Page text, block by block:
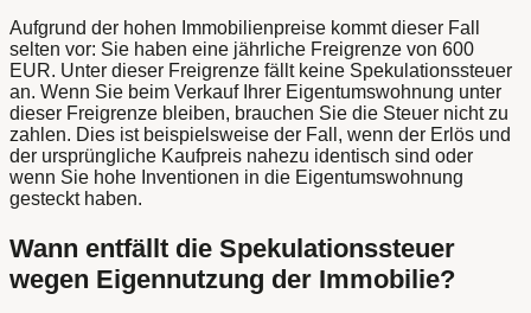
Aufgrund der hohen Immobilienpreise kommt dieser Fall
selten vor: Sie haben eine jährliche Freigrenze von 600
EUR. Unter dieser Freigrenze fällt keine Spekulationssteuer
an. Wenn Sie beim Verkauf Ihrer Eigentumswohnung unter
dieser Freigrenze bleiben, brauchen Sie die Steuer nicht zu
zahlen. Dies ist beispielsweise der Fall, wenn der Erlös und
der ursprüngliche Kaufpreis nahezu identisch sind oder
wenn Sie hohe Inventionen in die Eigentumswohnung
gesteckt haben.
Wann entfällt die Spekulationssteuer
wegen Eigennutzung der Immobilie?